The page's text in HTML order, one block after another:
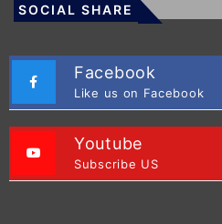
SOCIAL SHARE
Facebook
Like us on Facebook
Youtube
Subscribe US